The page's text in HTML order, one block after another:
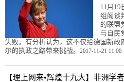
11月19
组阁谈
的联盟
与自民
失败。有分析认为，这不仅给德国新政
尔的执政之路带来挑战。 2017-11-21 11:00
【理上网来•辉煌十九大】非洲学